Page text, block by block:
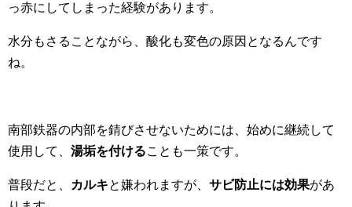
っ赤にしてしまった経験があります。
水分もさることながら、酸化も変色の原因となるんです
ね。
南部鉄器の内部を錆びさせないためには、始めに継続して
使用して、 湯垢を付けることも一策です。
普段だと、 カルキと嫌われますが、 サビ防止には効果があ